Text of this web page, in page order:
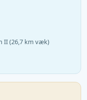
II (26,7 km væk)